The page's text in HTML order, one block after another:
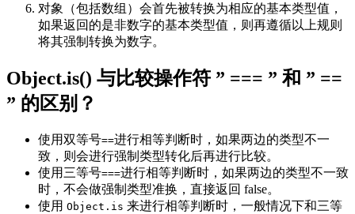
对象（包括数组）会首先被转换为相应的基本类型值，
如果返回的是非数字的基本类型值，则再遵循以上规则
将其强制转换为数字。
Object.is() 与比较操作符 ” === ” 和 ” ==
” 的区别？
使用双等号==进行相等判断时，如果两边的类型不一
致，则会进行强制类型转化后再进行比较。
使用三等号===进行相等判断时，如果两边的类型不一致
时，不会做强制类型准换，直接返回 false。
使用 Object.is 来进行相等判断时，一般情况下和三等